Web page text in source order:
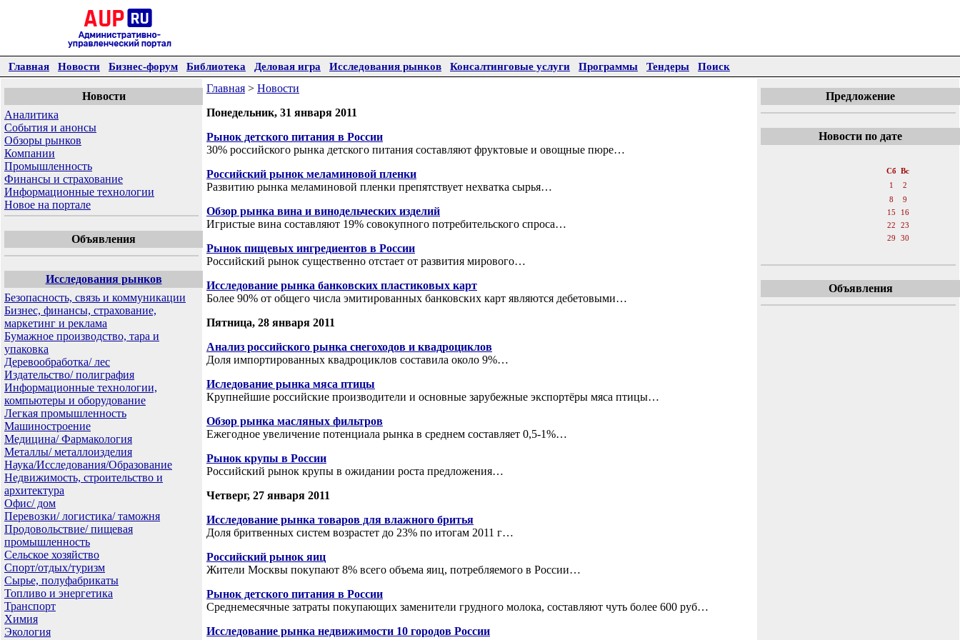
Главная Новости Бизнес-форум Библиотека Деловая игра Исследования рынков Консалтинговые услуги Программы Тендеры Поиск
Новости
Аналитика
События и анонсы
Обзоры рынков
Компании
Промышленность
Финансы и страхование
Информационные технологии
Новое на портале
Объявления
Исследования рынков
Безопасность, связь и коммуникации
Бизнес, финансы, страхование,
маркетинг и реклама
Бумажное производство, тара и
упаковка
Деревообработка/ лес
Издательство/ полиграфия
Информационные технологии,
компьютеры и оборудование
Легкая промышленность
Машиностроение
Медицина/ Фармакология
Металлы/ металлоизделия
Наука/Исследования/Образование
Недвижимость, строительство и
архитектура
Офис/ дом
Перевозки/ логистика/ таможня
Продовольствие/ пищевая
промышленность
Сельское хозяйство
Спорт/отдых/туризм
Сырье, полуфабрикаты
Топливо и энергетика
Транспорт
Химия
Экология
Главная > Новости
Понедельник, 31 января 2011
Рынок детского питания в России
30% российского рынка детского питания составляют фруктовые и овощные пюре…
Российский рынок меламиновой пленки
Развитию рынка меламиновой пленки препятствует нехватка сырья…
Обзор рынка вина и винодельческих изделий
Игристые вина составляют 19% совокупного потребительского спроса…
Рынок пищевых ингредиентов в России
Российский рынок существенно отстает от развития мирового…
Исследование рынка банковских пластиковых карт
Более 90% от общего числа эмитированных банковских карт являются дебетовыми…
Пятница, 28 января 2011
Анализ российского рынка снегоходов и квадроциклов
Доля импортированных квадроциклов составила около 9%…
Иследование рынка мяса птицы
Крупнейшие российские производители и основные зарубежные экспортёры мяса птицы…
Обзор рынка масляных фильтров
Ежегодное увеличение потенциала рынка в среднем составляет 0,5-1%…
Рынок крупы в России
Российский рынок крупы в ожидании роста предложения…
Четверг, 27 января 2011
Исследование рынка товаров для влажного бритья
Доля бритвенных систем возрастет до 23% по итогам 2011 г…
Российский рынок яиц
Жители Москвы покупают 8% всего объема яиц, потребляемого в России…
Рынок детского питания в России
Среднемесячные затраты покупающих заменители грудного молока, составляют чуть более 600 руб…
Исследование рынка недвижимости 10 городов России
Предложение
Новости по дате
Сб Вс
1
2
8
9
15
16
22
23
29
30
Объявления